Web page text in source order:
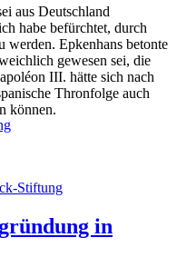
aus Deutschland
habe befürchtet, durch
werden. Epkenhans betonte
gewesen sei, die
III. hätte sich nach
Thronfolge auch
können.
Stiftung
in